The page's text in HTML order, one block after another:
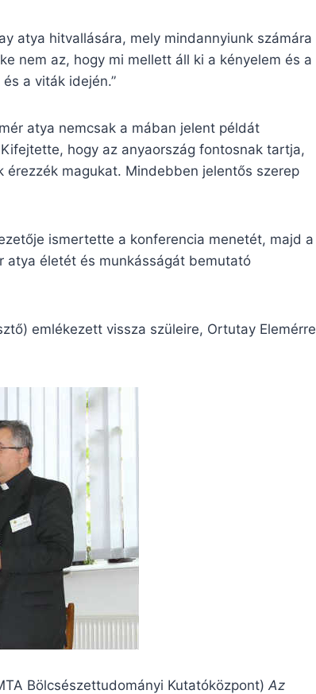
atya hitvallására, mely mindannyiunk számára
nem az, hogy mi mellett áll ki a kényelem és a
a viták idején.”
atya nemcsak a mában jelent példát
hogy az anyaország fontosnak tartja,
magukat. Mindebben jelentős szerep
ismertette a konferencia menetét, majd a
atya életét és munkásságát bemutató
emlékezett vissza szüleire, Ortutay Elemérre
Bölcsészettudományi Kutatóközpont) Az